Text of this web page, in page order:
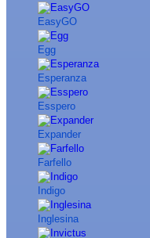
EasyGO
Egg
Esperanza
Esspero
Expander
Farfello
Indigo
Inglesina